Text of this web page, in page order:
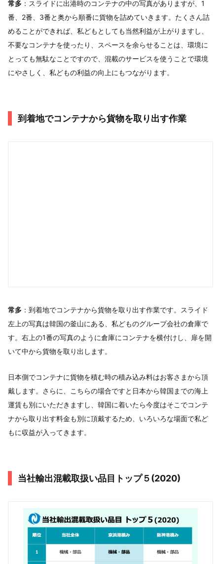
常多 ：スライドに出港時のコンテナの中の写真がありますが、1
番、2番、3番と奥から順番に貨物を詰めていきます。たくさん詰
めることができれば、私どもとしても当然利益が上がりますし、
不要なコンテナを使ったり、スペースを余らせることは、環境に
とっても無駄なことですので、混載のサービスを使うことで環境
にやさしく、私どもの利益の向上にもつながります。
到着地でコンテナから貨物を取り出す作業
常多 ：到着地でコンテナから貨物を取り出す作業です。スライド
左上の写真は韓国の釜山にある、私どものグループ会社の倉庫で
す。右上の1番の写真のように倉庫にコンテナを横付けし、扉を開
いて中から貨物を取り出します。
日本側でコンテナに貨物を積む時の積み込み料はお客さまから頂
戴します。さらに、こちらの場合ですと日本から韓国までの海上
運賃も別にいただきますし、韓国に着いたら今度はそこでコンテ
ナから取り出す料金も別に頂戴するため、いろいろな場面で私ど
もに収益が入ってきます。
当社輸出混載取扱い品目トップ５(2020)